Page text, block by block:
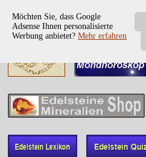
Möchten Sie, dass Google
Adsense Ihnen personalisierte
Werbung anbietet? Mehr erfahren